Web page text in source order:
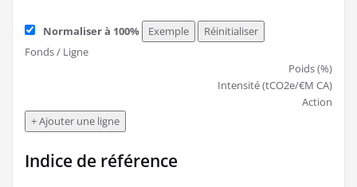
Normaliser à 100% Exemple
Réinitialiser
Fonds / Ligne
Poids (%)
Intensité (tCO2e/€M CA)
Action
+ Ajouter une ligne
Indice de référence